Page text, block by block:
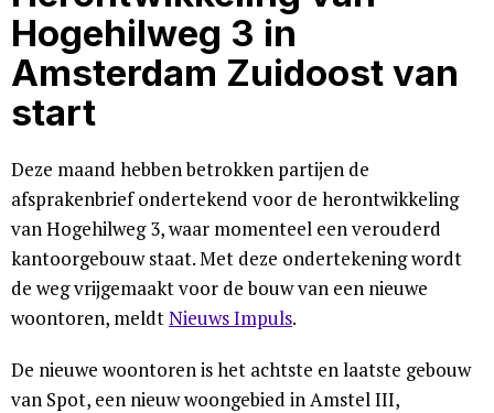
Hogehilweg 3 in
Amsterdam Zuidoost van
start
Deze maand hebben betrokken partijen de
afsprakenbrief ondertekend voor de herontwikkeling
van Hogehilweg 3, waar momenteel een verouderd
kantoorgebouw staat. Met deze ondertekening wordt
de weg vrijgemaakt voor de bouw van een nieuwe
woontoren, meldtNieuws Impuls.
De nieuwe woontoren is het achtste en laatste gebouw
van Spot, een nieuw woongebied in Amstel III,